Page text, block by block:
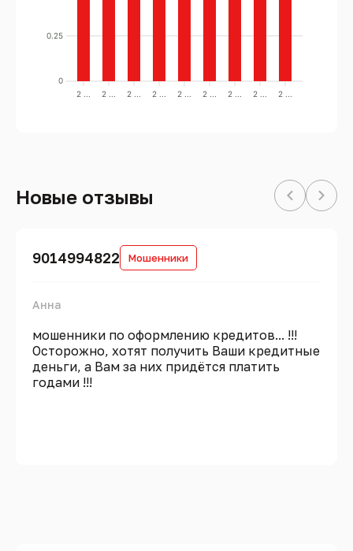
0
0.25
2 ... 2 ... 2 ... 2 ... 2 ... 2 ... 2 ... 2 ... 2 ...
Новые отзывы
9014994822 Мошенники
Анна
мошенники по оформлению кредитов... !!!
Осторожно, хотят получить Ваши кредитные
деньги, а Вам за них придётся платить
годами !!!